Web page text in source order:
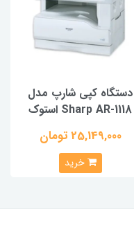
دستگاه کپی شارپ مدل
Sharp AR-1118 استوک
25,149,000 تومان
خرید